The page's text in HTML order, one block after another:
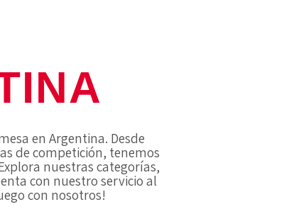
en Argentina. Desde
de competición, tenemos
nuestras categorías,
con nuestro servicio al
con nosotros!